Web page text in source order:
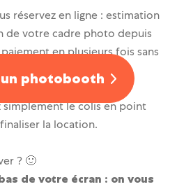
photobooth
réservez en ligne : estimation
de votre cadre photo depuis
en plusieurs fois sans
une assistance reste
moindre question. Après
le colis en point
la location.
? 🙂
de votre écran : on vous